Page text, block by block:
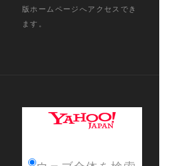
版ホームページへアクセスでき
ます。